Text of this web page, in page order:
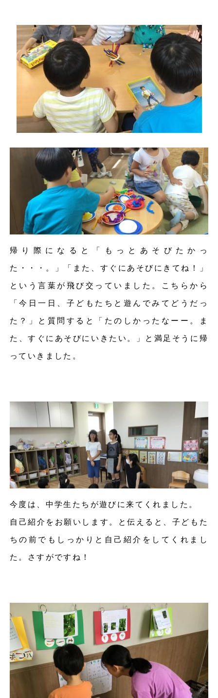
帰り際になると「もっとあそびたかっ
た・・・。」「また、すぐにあそびにきてね！」
という言葉が飛び交っていました。こちらから
「今日一日、子どもたちと遊んでみてどうだっ
た？」と質問すると「たのしかったなーー。ま
た、すぐにあそびにいきたい。」と満足そうに帰
っていきました。
今度は、中学生たちが遊びに来てくれました。
自己紹介をお願いします。と伝えると、子どもた
ちの前でもしっかりと自己紹介をしてくれまし
た。さすがですね！